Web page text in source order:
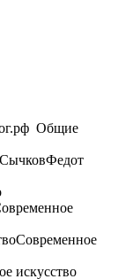
Общие
Федот
Современное